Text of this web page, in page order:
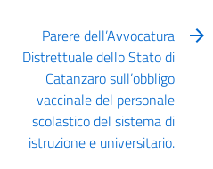
Parere dell’Avvocatura
Distrettuale dello Stato di
Catanzaro sull’obbligo
vaccinale del personale
scolastico del sistema di
istruzione e universitario.